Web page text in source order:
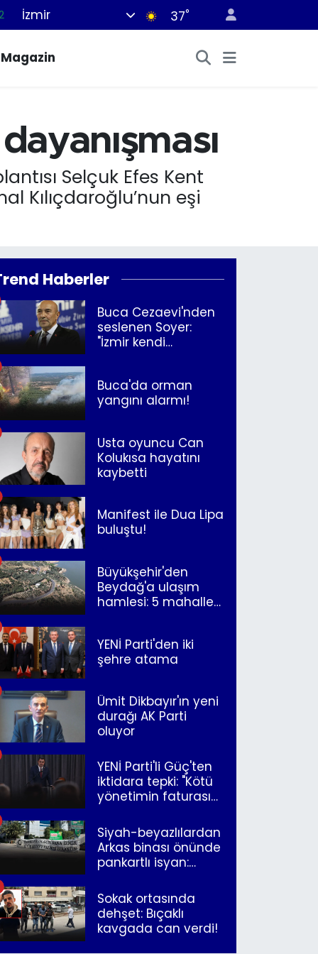
İzmir 37°
Magazin
Selçuk Efes Kent
Kılıçdaroğlu’nun eşi
Haberler
Buca Cezaevi'nden
seslenen Soyer:
"İzmir kendi
Buca'da orman
yangını alarmı!
Usta oyuncu Can
Kolukısa hayatını
kaybetti
Manifest ile Dua Lipa
buluştu!
Büyükşehir'den
Beydağ'a ulaşım
hamlesi: 5 mahalle
YENİ Parti'den iki
şehre atama
Ümit Dikbayır'ın yeni
durağı AK Parti
oluyor
YENİ Parti'li Güç'ten
iktidara tepki: "Kötü
yönetimin faturasını
Siyah-beyazlılardan
Arkas binası önünde
pankartlı isyan:
İzmir"
Sokak ortasında
dehşet: Bıçaklı
kavgada can verdi!